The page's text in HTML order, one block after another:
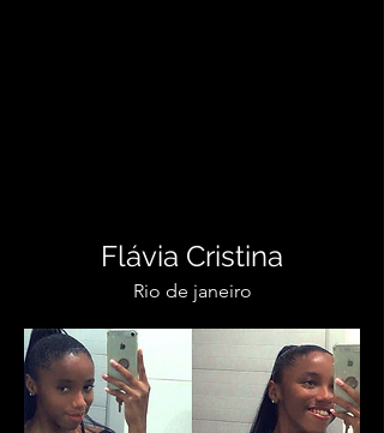
Flávia Cristina
Rio de janeiro